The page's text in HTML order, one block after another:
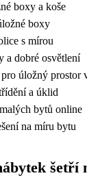
boxy a koše
boxy
s mírou
a dobré osvětlení
úložný prostor
a úklid
bytů online
na míru bytu
šetří